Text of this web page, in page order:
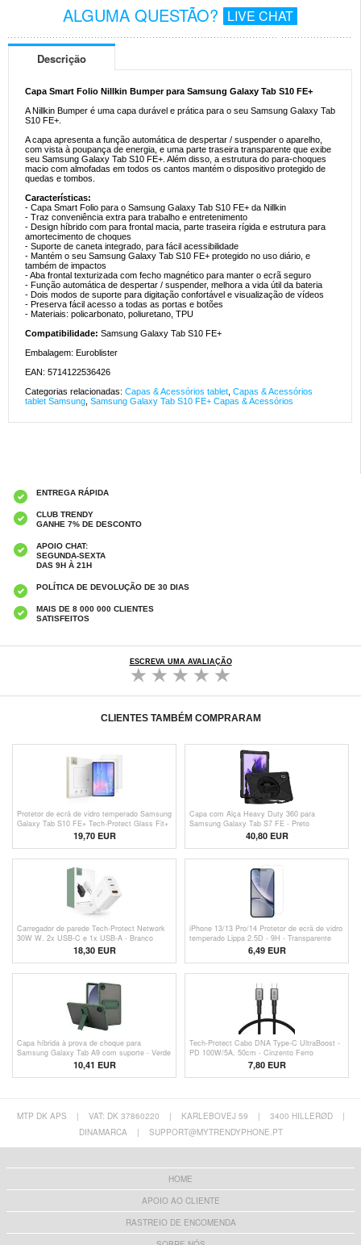
ALGUMA QUESTÃO? LIVE CHAT
Descrição
Capa Smart Folio Nillkin Bumper para Samsung Galaxy Tab S10 FE+
A Nillkin Bumper é uma capa durável e prática para o seu Samsung Galaxy Tab
S10 FE+.
A capa apresenta a função automática de despertar / suspender o aparelho,
com vista à poupança de energia, e uma parte traseira transparente que exibe
seu Samsung Galaxy Tab S10 FE+. Além disso, a estrutura do para-choques
macio com almofadas em todos os cantos mantém o dispositivo protegido de
quedas e tombos.
Características:
- Capa Smart Folio para o Samsung Galaxy Tab S10 FE+ da Nillkin
- Traz conveniência extra para trabalho e entretenimento
- Design híbrido com para frontal macia, parte traseira rígida e estrutura para
amortecimento de choques
- Suporte de caneta integrado, para fácil acessibilidade
- Mantém o seu Samsung Galaxy Tab S10 FE+ protegido no uso diário, e
também de impactos
- Aba frontal texturizada com fecho magnético para manter o ecrã seguro
- Função automática de despertar / suspender, melhora a vida útil da bateria
- Dois modos de suporte para digitação confortável e visualização de vídeos
- Preserva fácil acesso a todas as portas e botões
- Materiais: policarbonato, poliuretano, TPU
Compatibilidade: Samsung Galaxy Tab S10 FE+
Embalagem: Euroblister
EAN: 5714122536426
Categorias relacionadas: Capas & Acessórios tablet Capas & Acessórios
tablet Samsung Samsung Galaxy Tab S10 FE+ Capas & Acessórios
ENTREGA RÁPIDA
CLUB TRENDY
GANHE 7% DE DESCONTO
APOIO CHAT:
SEGUNDA-SEXTA
DAS 9H À 21H
POLÍTICA DE DEVOLUÇÃO DE 30 DIAS
MAIS DE 8 000 000 CLIENTES
SATISFEITOS
ESCREVA UMA AVALIAÇÃO
CLIENTES TAMBÉM COMPRARAM
Protetor de ecrã de vidro temperado Samsung
Galaxy Tab S10 FE+ Tech-Protect Glass Fit+
- 2 unid. - Transparente19,70 EUR
Capa com Alça Heavy Duty 360 para
Samsung Galaxy Tab S7 FE - Preto
40,80 EUR
Carregador de parede Tech-Protect Network
30W W. 2x USB-C e 1x USB-A - Branco
18,30 EUR
iPhone 13/13 Pro/14 Protetor de ecrã de vidro
temperado Lippa 2.5D - 9H - Transparente
6,49EUR
Capa híbrida à prova de choque para
Samsung Galaxy Tab A9 com suporte - Verde
10,41 EUR
Tech-Protect Cabo DNA Type-C UltraBoost -
PD 100W/5A, 50cm - Cinzento Ferro
7,80 EUR
MTP DK APS | VAT: DK 37860220 | KARLEBOVEJ 59 | 3400 HILLERØD
|
DINAMARCA
| SUPPORT@MYTRENDYPHONE.PT
HOME
APOIO AO CLIENTE
RASTREIO DE ENCOMENDA